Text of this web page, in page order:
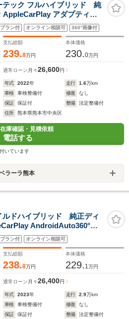
ック フルハイブリッド 純
AppleCarPlay アダプティブ
位カメラ ブラインドスポッ
トヒーター前席パワーシ
LEDヘッドライト ETC
ラン付 オンライン相談可 360°画像付
支払総額
239.8万円
本体価格
230.0万円
通常ローン 月々26,600円
年式 2022年 走行 1.6万km
車検
車検整備付 修復
なし
保証
保証付 整備
法定整備付
住所
熊本県熊本市中央区
庫確認・見積依頼
電話する
いています
ラーラ熊本
ドハイブリッド 純正ディ
AndroidAuto360°カ
シーブレーキACC ブライン
アリングヒーター 純正18
ーダー
ラン付 オンライン相談可
支払総額
238.8万円
本体価格
229. 1万円
通常ローン 月々26,400円
年式 2023年 走行 2.9万km
車検
車検整備付 修復
なし
保証
保証付 整備
法定整備付